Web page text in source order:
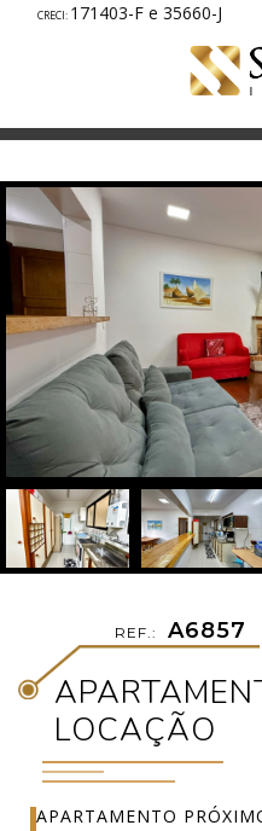
171403-F e 35660-J
REF.: A6857
LOCAÇÃO
APARTAMENTO